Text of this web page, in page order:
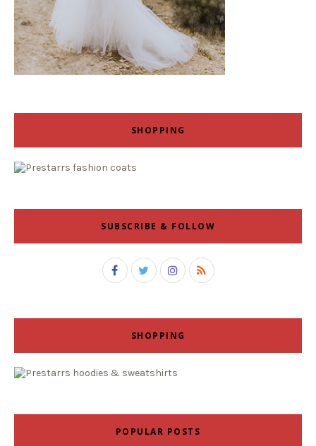
SHOPPING
SUBSCRIBE & FOLLOW
SHOPPING
POPULAR POSTS